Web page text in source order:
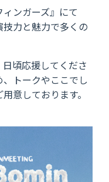
ンガーズ』にて
力と魅力で多くの
頃応援してくださ
トークやここでし
意しております。